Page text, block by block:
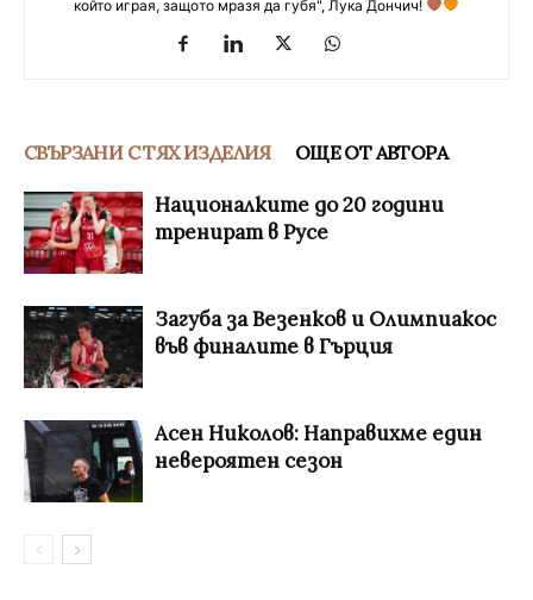
който играя, защото мразя да губя", Лука Дончич!
СВЪРЗАНИ С ТЯХ ИЗДЕЛИЯ ОЩЕ ОТ АВТОРА
Националките до 20 години
тренират в Русе
Загуба за Везенков и Олимпиакос
във финалите в Гърция
Асен Николов: Направихме един
невероятен сезон